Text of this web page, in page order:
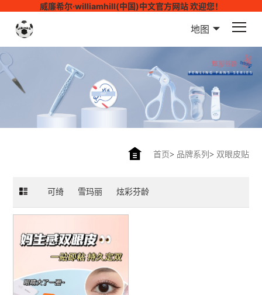
威廉希尔·williamhill(中国)中文官方网站 欢迎您！
地图
首页> 品牌系列 > 双眼皮贴
可绮 雪玛丽 炫彩芬龄